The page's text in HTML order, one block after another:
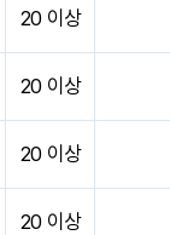
20 이상
20 이상
20 이상
20 이상